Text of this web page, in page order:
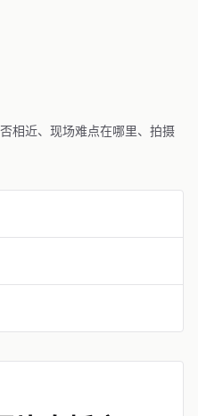
相近、现场难点在哪里、拍摄